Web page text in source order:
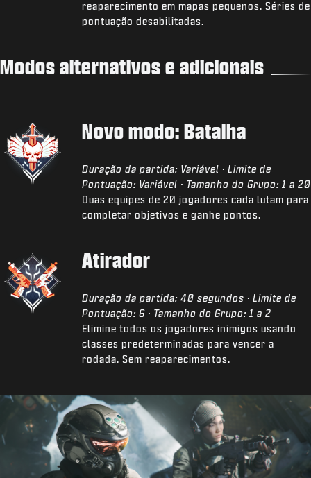
reaparecimento em mapas pequenos. Séries de
pontuação desabilitadas.
Modos alternativos e adicionais
Novo modo: Batalha
Duração da partida: Variável · Limite de
Pontuação: Variável · Tamanho do Grupo: 1 a 20
Duas equipes de 20 jogadores cada lutam para
completar objetivos e ganhe pontos.
Atirador
Duração da partida: 40 segundos · Limite de
Pontuação: 6 · Tamanho do Grupo: 1 a 2
Elimine todos os jogadores inimigos usando
classes predeterminadas para vencer a
rodada. Sem reaparecimentos.